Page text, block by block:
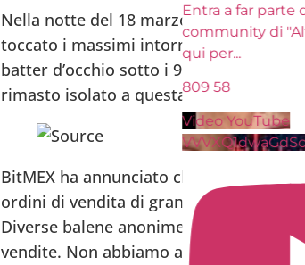
Nella notte del 18 marzo si è verificato
toccato i massimi intorno ai 70k
batter d’occhio sotto i 9k dollari. Il
rimasto isolato a questa borsa, ma si
BitMEX ha annunciato che il colpevole
ordini di vendita di grandi dimensioni
Diverse balene anonime, in
vendite. Non abbiamo ancora idea di
Entra a far parte
community di
qui per...
809 58
Video YouTube